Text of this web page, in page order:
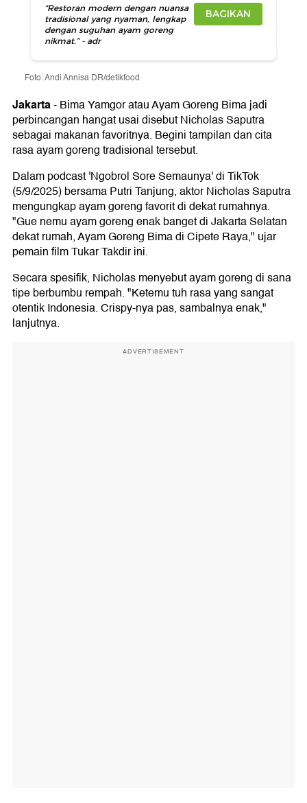
“Restoran modern dengan nuansa
tradisional yang nyaman, lengkap
dengan suguhan ayam goreng
nikmat.” - adr
BAGIKAN
Foto: Andi Annisa DR/detikfood
Jakarta-Bima Yamgor atau Ayam Goreng Bima jadi
perbincangan hangat usai disebut Nicholas Saputra
sebagai makanan favoritnya. Begini tampilan dan cita
rasa ayam goreng tradisional tersebut.
Dalam podcast 'Ngobrol Sore Semaunya' di TikTok
(5/9/2025) bersama Putri Tanjung, aktor Nicholas Saputra
mengungkap ayam goreng favorit di dekat rumahnya.
"Gue nemu ayam goreng enak banget di Jakarta Selatan
dekat rumah, Ayam Goreng Bima di Cipete Raya," ujar
pemain film Tukar Takdir ini.
Secara spesifik, Nicholas menyebut ayam goreng di sana
tipe berbumbu rempah. "Ketemu tuh rasa yang sangat
otentik Indonesia. Crispy-nya pas, sambalnya enak,"
lanjutnya.
ADVERTISEMENT